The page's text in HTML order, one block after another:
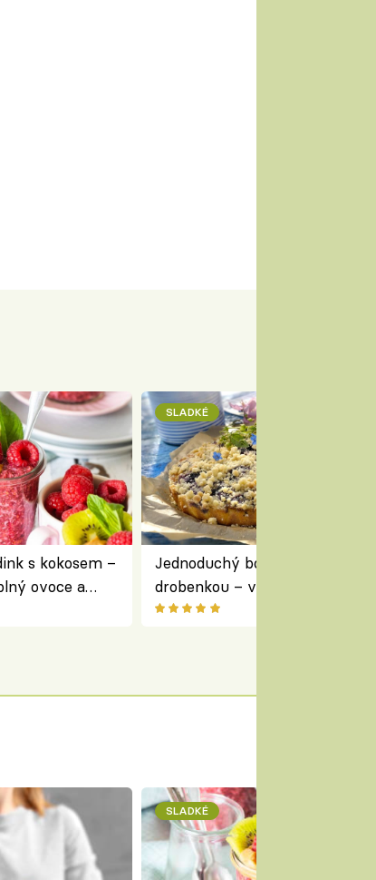
s kokosem –
ovoce a
SLADKÉ
Jednoduchý borůvkový koláč s
drobenkou – vláčný moučník
ovoce
SLADKÉ